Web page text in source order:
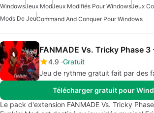
WindowsJeux ModJeux Modifiés Pour WindowsJeux
Mods De JeuCommand And Conquer Pour Windows
4.9 Gratuit
Jeu de rythme gratuit fait par des
Télécharger gratuit pour
Le pack d'extension FANMADE Vs. Tricky